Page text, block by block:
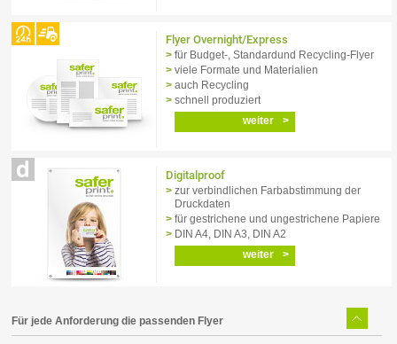
Flyer Overnight/Express
für Budget-, Standard­und Recycling-Flyer
viele Formate und Materialien
auch Recycling
schnell produziert
weiter
Digitalproof
zur verbindlichen Farb­abstimmung der
Druckdaten
für gestrichene und ungestrichene Papiere
DIN A4, DIN A3, DIN A2
weiter
Für jede Anforderung die passenden Flyer